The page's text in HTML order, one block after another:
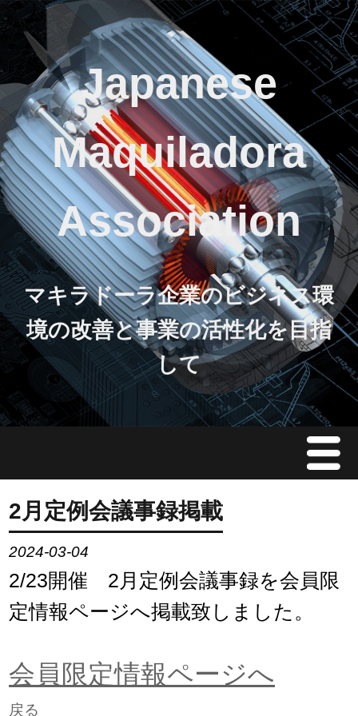
Japanese
Maquiladora
Association
マキラドーラ企業のビジネス環
境の改善と事業の活性化を目指
して
Menu
JMAについて
会員情報
イベント案内
会員限定情報
2月定例会議事録掲載
2024-03-04
2/23開催 2月定例会議事録を会員限
定情報ページへ掲載致しました。
会員限定情報ページへ
戻る